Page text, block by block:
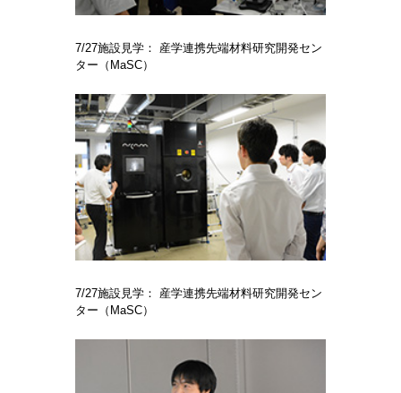
7/27施設見学： 産学連携先端材料研究開発セン
ター（MaSC）
7/27施設見学： 産学連携先端材料研究開発セン
ター（MaSC）